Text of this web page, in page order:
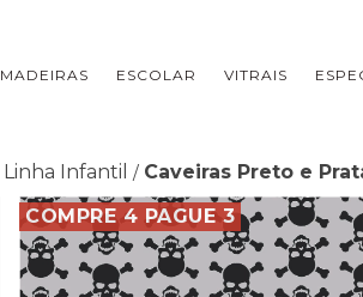
MADEIRAS ESCOLAR VITRAIS
Linha Infantil / Caveiras Preto e
COMPRE 4 PAGUE 3